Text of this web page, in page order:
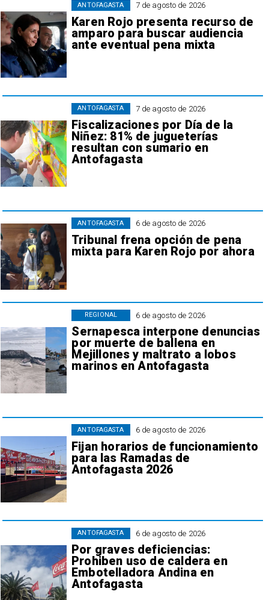
7 de agosto de 2026
Karen Rojo presenta recurso de
amparo para buscar audiencia
ante eventual pena mixta
ANTOFAGASTA
7 de agosto de 2026
Fiscalizaciones por Día de la
Niñez: 81% de jugueterías
resultan con sumario en
Antofagasta
ANTOFAGASTA
6 de agosto de 2026
Tribunal frena opción de pena
mixta para Karen Rojo por ahora
ANTOFAGASTA
6 de agosto de 2026
Sernapesca interpone denuncias
por muerte de ballena en
Mejillones y maltrato a lobos
marinos en Antofagasta
REGIONAL
6 de agosto de 2026
Fijan horarios de funcionamiento
para las Ramadas de
Antofagasta 2026
ANTOFAGASTA
6 de agosto de 2026
Por graves deficiencias:
Prohiben uso de caldera en
Embotelladora Andina en
Antofagasta
ANTOFAGASTA